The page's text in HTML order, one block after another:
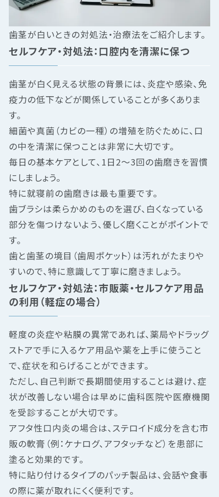
歯茎が白いときの対処法・治療法をご紹介します。
セルフケア・対処法：口腔内を清潔に保つ
歯茎が白く見える状態の背景には、炎症や感染、免
疫力の低下などが関係していることが多くありま
す。
細菌や真菌（カビの一種）の増殖を防ぐために、口
の中を清潔に保つことは非常に大切です。
毎日の基本ケアとして、1日2～3回の歯磨きを習慣
にしましょう。
特に就寝前の歯磨きは最も重要です。
歯ブラシは柔らかめのものを選び、白くなっている
部分を傷つけないよう、優しく磨くことがポイントで
す。
歯と歯茎の境目（歯周ポケット）は汚れがたまりや
すいので、特に意識して丁寧に磨きましょう。
セルフケア・対処法：市販薬・セルフケア用品
の利用（軽症の場合）
軽度の炎症や粘膜の異常であれば、薬局やドラッグ
ストアで手に入るケア用品や薬を上手に使うこと
で、症状を和らげることができます。
ただし、自己判断で長期間使用することは避け、症
状が改善しない場合は早めに歯科医院や医療機関
を受診することが大切です。
アフタ性口内炎の場合は、ステロイド成分を含む市
販の軟膏（例：ケナログ、アフタッチなど）を患部に
塗ると効果的です。
特に貼り付けるタイプのパッチ製品は、会話や食事
の際に薬が取れにくく便利です。